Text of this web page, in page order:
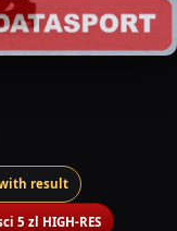
result
5 zl HIGH-RES